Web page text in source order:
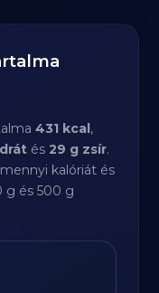
431 kcal,
és29 g zsír.
kalóriát és
g és 500 g